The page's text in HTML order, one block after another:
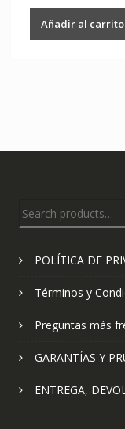
was:
Añadir al carrito
Search
POLÍTICA DE
Términos y
Preguntas más
GARANTÍAS Y
ENTREGA,